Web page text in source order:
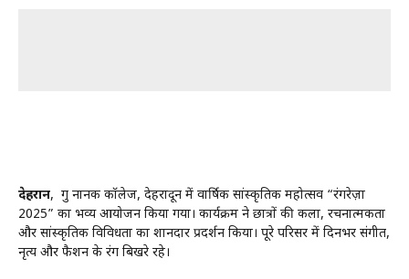
देहरादून, गुरु नानक कॉलेज, देहरादून में वार्षिक सांस्कृतिक महोत्सव “रंगरेज़ा
2025” का भव्य आयोजन किया गया। कार्यक्रम ने छात्रों की कला, रचनात्मकता
और सांस्कृतिक विविधता का शानदार प्रदर्शन किया। पूरे परिसर में दिनभर संगीत,
नृत्य और फैशन के रंग बिखरे रहे।